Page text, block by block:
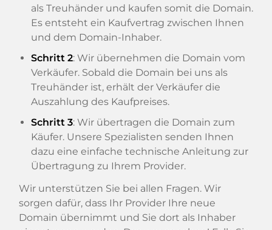
als Treuhänder und kaufen somit die Domain.
Es entsteht ein Kaufvertrag zwischen Ihnen
und dem Domain-Inhaber.
Schritt 2: Wir übernehmen die Domain vom
Verkäufer. Sobald die Domain bei uns als
Treuhänder ist, erhält der Verkäufer die
Auszahlung des Kaufpreises.
Schritt 3: Wir übertragen die Domain zum
Käufer. Unsere Spezialisten senden Ihnen
dazu eine einfache technische Anleitung zur
Übertragung zu Ihrem Provider.
Wir unterstützen Sie bei allen Fragen. Wir
sorgen dafür, dass Ihr Provider Ihre neue
Domain übernimmt und Sie dort als Inhaber